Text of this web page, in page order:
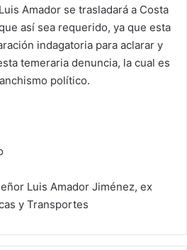
Amador se trasladará a Costa
así sea requerido, ya que esta
indagatoria para aclarar y
temeraria denuncia, la cual es
político.
Luis Amador Jiménez, ex
y Transportes